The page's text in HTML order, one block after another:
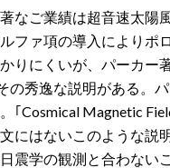
なご業績は超音速太陽
ファ項の導入により
りにくいが、パーカー
秀逸な説明がある。
｢Cosmical Magnetic
にはないこのような説
震学の観測と合わな